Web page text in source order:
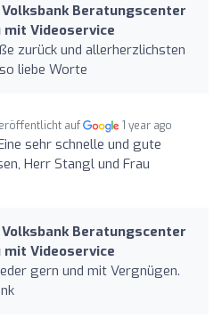
Beratungscenter
mit Videoservice
zurück und allerherzlichsten
liebe Worte
auf 1 year ago
sehr schnelle und gute
Herr Stangl und Frau
Beratungscenter
mit Videoservice
gern und mit Vergnügen.